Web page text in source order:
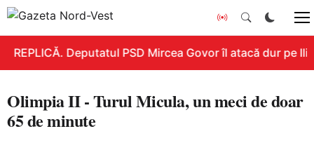
REPLICĂ. Deputatul PSD Mircea Govor îl atacă dur pe
Olimpia II - Turul Micula, un meci de doar
65 de minute